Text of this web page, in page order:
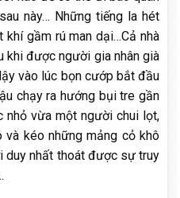
này… Những tiếng la hét
gầm rú man dại…Cả nhà
khi được người gia nhân già
vào lúc bọn cướp bắt đầu
chạy ra hướng bụi tre gần
vừa một người chui lọt,
kéo những mảng cỏ khô
duy nhất thoát được sự truy